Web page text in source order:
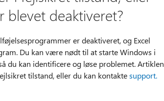
blevet deaktiveret?
er deaktiveret, og Excel
Du kan være nødt til at starte Windows i
du kan identificere og løse problemet. Artiklen
tilstand, eller du kan kontaktesupport.